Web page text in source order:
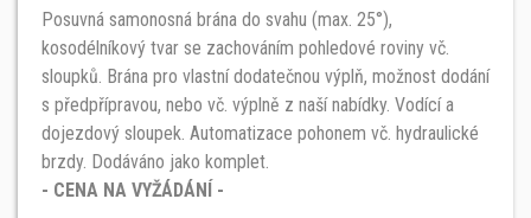
Posuvná samonosná brána do svahu (max. 25°),
kosodélníkový tvar se zachováním pohledové roviny vč.
sloupků. Brána pro vlastní dodatečnou výplň, možnost dodání
s předpřípravou, nebo vč. výplně z naší nabídky. Vodící a
dojezdový sloupek. Automatizace pohonem vč. hydraulické
brzdy. Dodáváno jako komplet.
- CENA NA VYŽÁDÁNÍ -